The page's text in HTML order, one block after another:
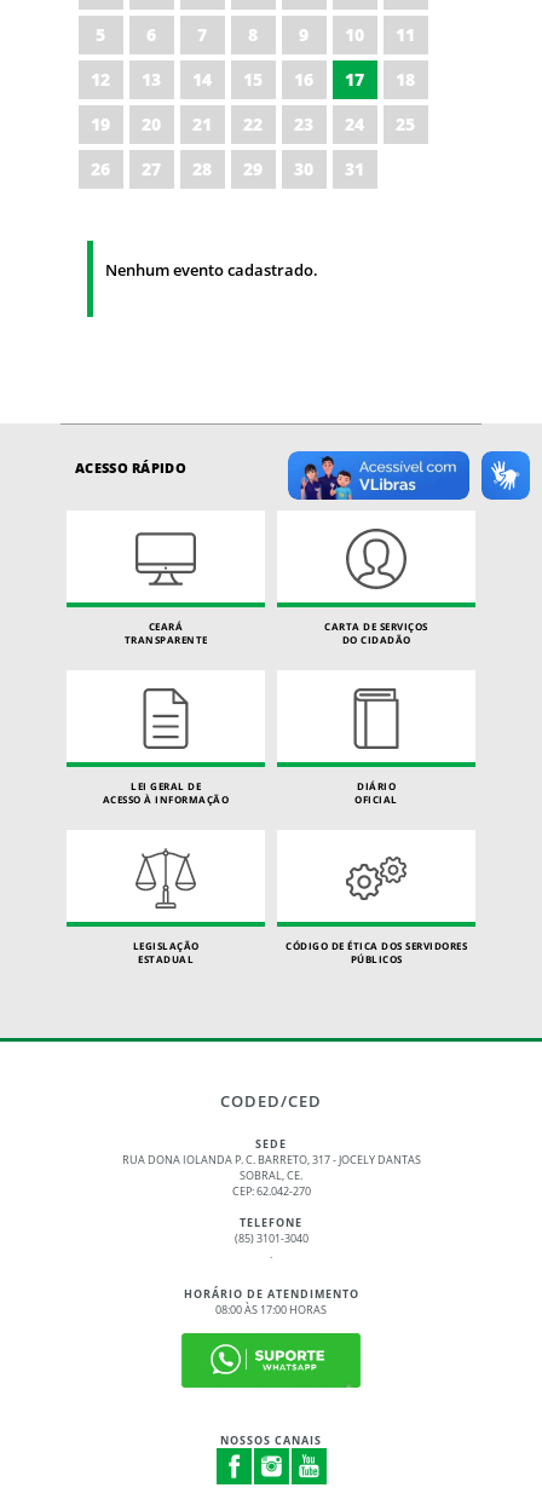
5
6 7 8 9 10
11
12
13 14 15 16 17
18
19
20 21 22 23 24
25
26
27 28 29 30 31
Nenhum evento cadastrado.
ACESSO RÁPIDO
CEARÁ
TRANSPARENTE
CARTA DE SERVIÇOS
DO CIDADÃO
LEI GERAL DE
ACESSO À INFORMAÇÃO
DIÁRIO
OFICIAL
LEGISLAÇÃO
ESTADUAL
CÓDIGO DE ÉTICA DOS SERVIDORES
PÚBLICOS
CODED/CED
SEDE
RUA DONA IOLANDA P. C. BARRETO, 317 - JOCELY DANTAS
SOBRAL, CE.
CEP: 62.042-270
TELEFONE
(85) 3101-3040
.
HORÁRIO DE ATENDIMENTO
08:00 ÀS 17:00 HORAS
NOSSOS CANAIS